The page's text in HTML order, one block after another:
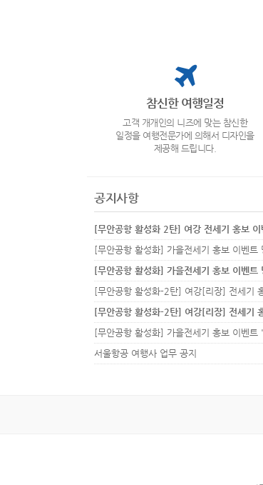
참신한 여행일정
고객 개개인의 니즈에 맞는 참신한
일정을 여행전문가에 의해서 디자인을
제공해 드립니다.
공지사항
[무안공항 활성화 2탄] 여강 전세기 홍보
[무안공항 활성화] 가을전세기 홍보 이벤트
[무안공항 활성화] 가을전세기 홍보 이벤트
서울항공 여행사 업무 공지